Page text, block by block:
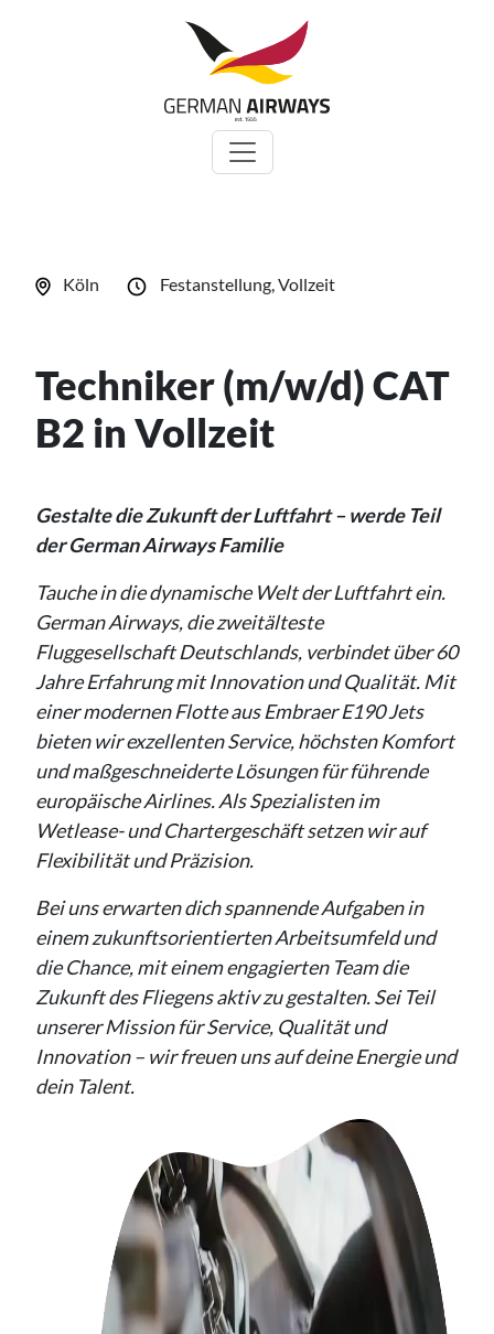
Köln Festanstellung, Vollzeit
Techniker (m/w/d) CAT
B2 in Vollzeit
Gestalte die Zukunft der Luftfahrt – werde Teil
der German Airways Familie
Tauche in die dynamische Welt der Luftfahrt ein.
German Airways, die zweitälteste
Fluggesellschaft Deutschlands, verbindet über 60
Jahre Erfahrung mit Innovation und Qualität. Mit
einer modernen Flotte aus Embraer E190 Jets
bieten wir exzellenten Service, höchsten Komfort
und maßgeschneiderte Lösungen für führende
europäische Airlines. Als Spezialisten im
Wetlease- und Chartergeschäft setzen wir auf
Flexibilität und Präzision.
Bei uns erwarten dich spannende Aufgaben in
einem zukunftsorientierten Arbeitsumfeld und
die Chance, mit einem engagierten Team die
Zukunft des Fliegens aktiv zu gestalten. Sei Teil
unserer Mission für Service, Qualität und
Innovation – wir freuen uns auf deine Energie und
dein Talent.